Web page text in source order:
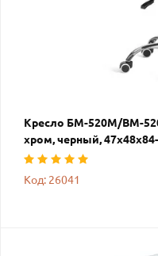
Кресло БМ-520М/BM-
хром, черный,
Код: 26041